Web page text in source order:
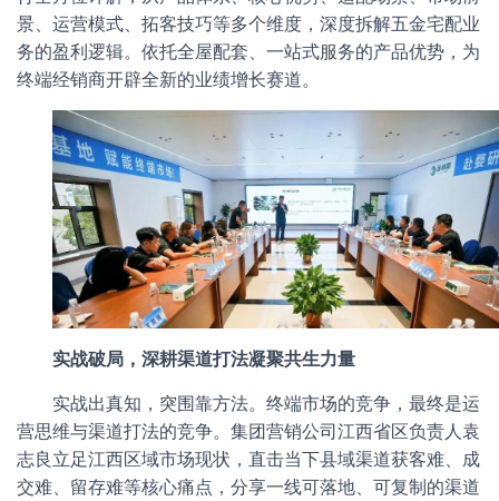
景、运营模式、拓客技巧等多个维度，深度拆解五金宅配业
务的盈利逻辑。依托全屋配套、一站式服务的产品优势，为
终端经销商开辟全新的业绩增长赛道。
实战破局，深耕渠道打法凝聚共生力量
实战出真知，突围靠方法。终端市场的竞争，最终是运
营思维与渠道打法的竞争。集团营销公司江西省区负责人袁
志良立足江西区域市场现状，直击当下县域渠道获客难、成
交难、留存难等核心痛点，分享一线可落地、可复制的渠道